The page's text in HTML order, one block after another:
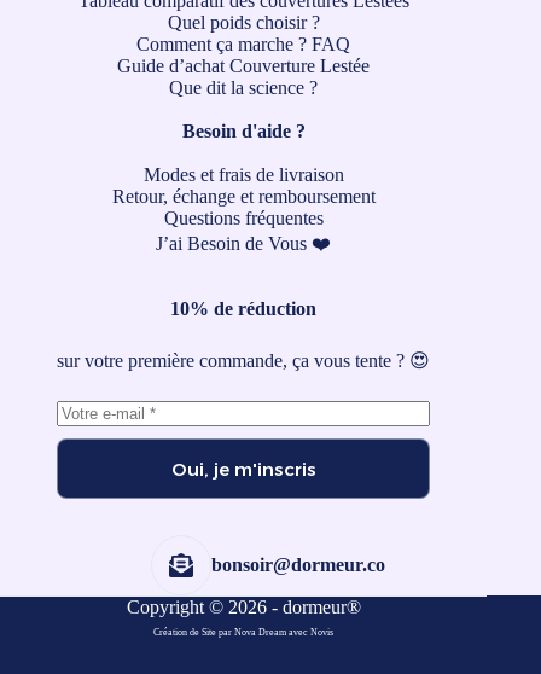
Quel poids choisir ?
Comment ça marche ? FAQ
Guide d’achat Couverture Lestée
Que dit la science ?
Besoin d'aide ?
Modes et frais de livraison
Retour, échange et remboursement
Questions fréquentes
J’ai Besoin de Vous ❤️
10% de réduction
sur votre première commande, ça vous tente ? 😍
Oui, je m'inscris
bonsoir@dormeur.co
Copyright © 2026 - dormeur®
Création de Site par Nova Dream avecNovis